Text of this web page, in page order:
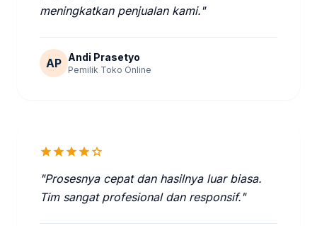
meningkatkan penjualan kami."
AP Andi Prasetyo
Pemilik Toko Online
starstarstarstarstar
"Prosesnya cepat dan hasilnya luar biasa.
Tim sangat profesional dan responsif."